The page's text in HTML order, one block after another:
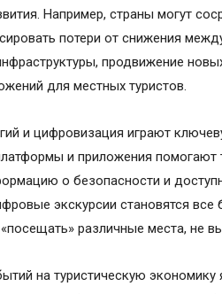
Например, страны могут
потери от снижения
продвижение
для местных туристов.
и цифровизация играют
и приложения помогают
о безопасности и
экскурсии становятся все
различные места, не
на туристическую